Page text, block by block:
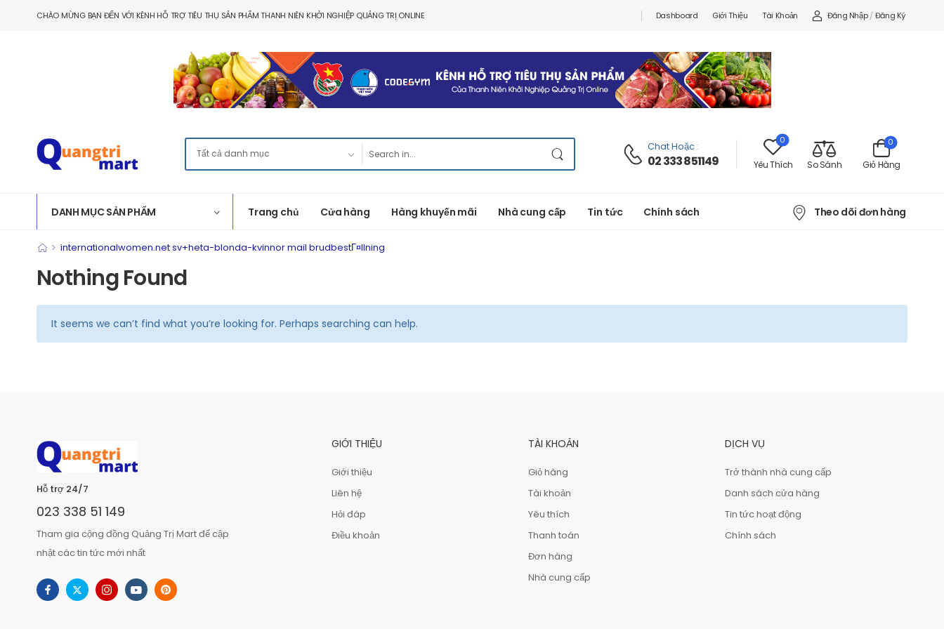
CHÀO MỪNG BẠN ĐẾN VỚI KÊNH HỖ TRỢ TIÊU THỤ SẢN PHẨM THANH NIÊN KHỞI NGHIỆP QUẢNG TRỊ ONLINE Dashboard Giới Thiệu Tài Khoản Đăng Nhập / Đăng Ký
Chat Hoặc :
02 333 851149
0
Yêu Thích So Sánh Giỏ Hàng
0
DANH MỤC SẢN PHẨM Trang chủ Cửa hàng Hàng khuyến mãi Nhà cung cấp Tin tức Chính sách Theo dõi đơn hàng
> internationalwomen.net sv+heta-blonda-kvinnor mail brudbestГ¤llning
Nothing Found
It seems we can’t find what you’re looking for. Perhaps searching can help.
Hỗ trợ 24/7
023 338 51 149
Tham gia cộng đồng Quảng Trị Mart để cập
nhật các tin tức mới nhất
GIỚI THIỆU
Giới thiệu
Liên hệ
Hỏi đáp
Điều khoản
TÀI KHOẢN
Giỏ hàng
Tài khoản
Yêu thích
Thanh toán
Đơn hàng
Nhà cung cấp
DỊCH VỤ
Trở thành nhà cung cấp
Danh sách cửa hàng
Tin tức hoạt động
Chính sách